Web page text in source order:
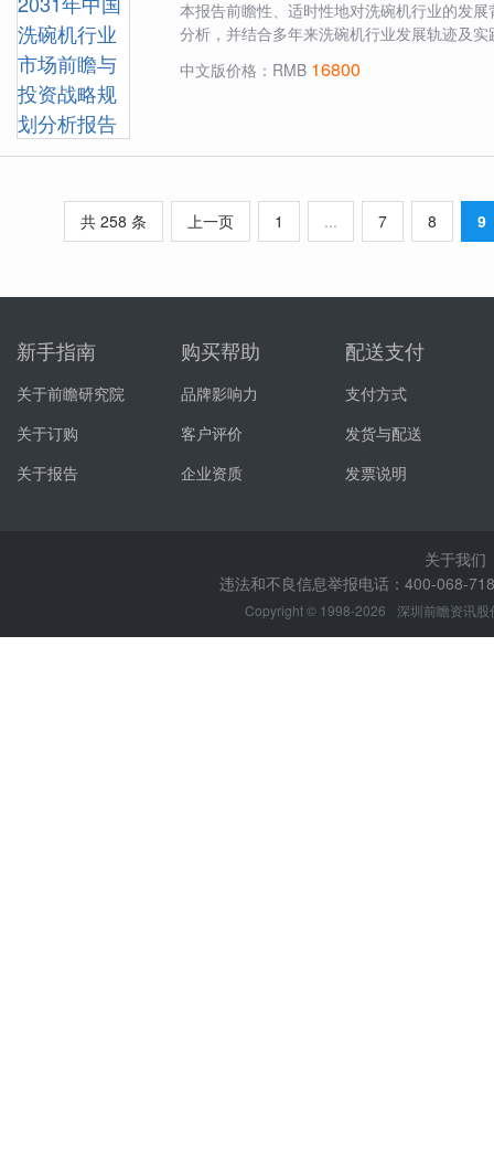
本报告前瞻性、适时性地对洗碗机行业的发
分析，并结合多年来洗碗机行业发展轨迹及
中文版价格：RMB 16800
共 258 条 上一页 1 ... 7 8 9
新手指南
关于前瞻研究院
关于订购
关于报告
购买帮助
品牌影响力
客户评价
企业资质
配送支付
支付方式
发货与配送
发票说明
关于我们
违法和不良信息举报电话：400-068-
Copyright © 1998-2026 深圳前瞻资讯股